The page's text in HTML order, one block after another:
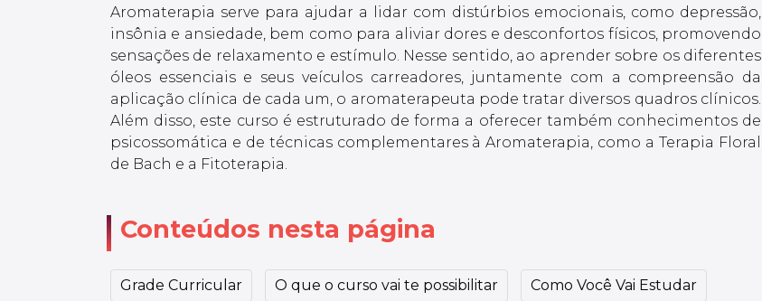
Aromaterapia serve para ajudar a lidar com distúrbios emocionais, como depressão,
insônia e ansiedade, bem como para aliviar dores e desconfortos físicos, promovendo
sensações de relaxamento e estímulo. Nesse sentido, ao aprender sobre os diferentes
óleos essenciais e seus veículos carreadores, juntamente com a compreensão da
aplicação clínica de cada um, o aromaterapeuta pode tratar diversos quadros clínicos.
Além disso, este curso é estruturado de forma a oferecer também conhecimentos de
psicossomática e de técnicas complementares à Aromaterapia, como a Terapia Floral
de Bach e a Fitoterapia.
Conteúdos nesta página
Grade Curricular O que o curso vai te possibilitar Como Você Vai Estudar